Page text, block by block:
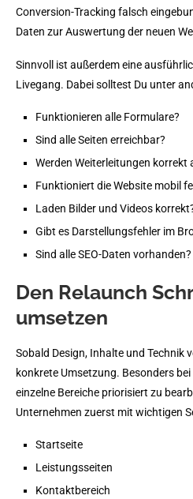
Conversion-Tracking falsch
Daten zur Auswertung der neuen
Sinnvoll ist außerdem eine
Livegang. Dabei solltest Du unter
Funktionieren alle Formulare?
Sind alle Seiten erreichbar?
Werden Weiterleitungen korrekt
Funktioniert die Website mobil
Laden Bilder und Videos
Gibt es Darstellungsfehler im
Sind alle SEO-Daten vorhanden?
Den Relaunch
umsetzen
Sobald Design, Inhalte und Technik
konkrete Umsetzung. Besonders
einzelne Bereiche priorisiert zu
Unternehmen zuerst mit wichtigen
Startseite
Leistungsseiten
Kontaktbereich